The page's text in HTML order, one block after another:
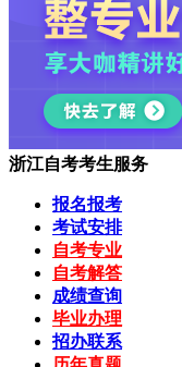
浙江自考考生服务
报名报考
考试安排
自考专业
自考解答
成绩查询
毕业办理
招办联系